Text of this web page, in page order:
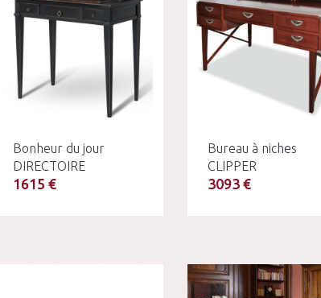
Bonheur du jour
DIRECTOIRE
1615 €
Bureau à niches
CLIPPER
3093 €